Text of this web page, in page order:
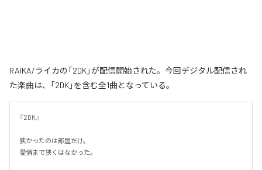
RAIKA/ライカの「2DK」が配信開始された。今回デジタル配信され
た楽曲は、「2DK」を含む全1曲となっている。
『2DK』
狭かったのは部屋だけ。
愛情まで狭くはなかった。